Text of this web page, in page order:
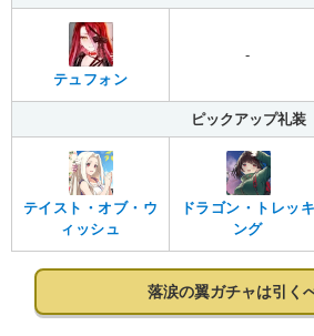
テュフォン
-
ピックアップ礼装
テイスト・オブ・ウ
ィッシュ
ドラゴン・トレッキ
ング
落涙の翼ガチャは引く